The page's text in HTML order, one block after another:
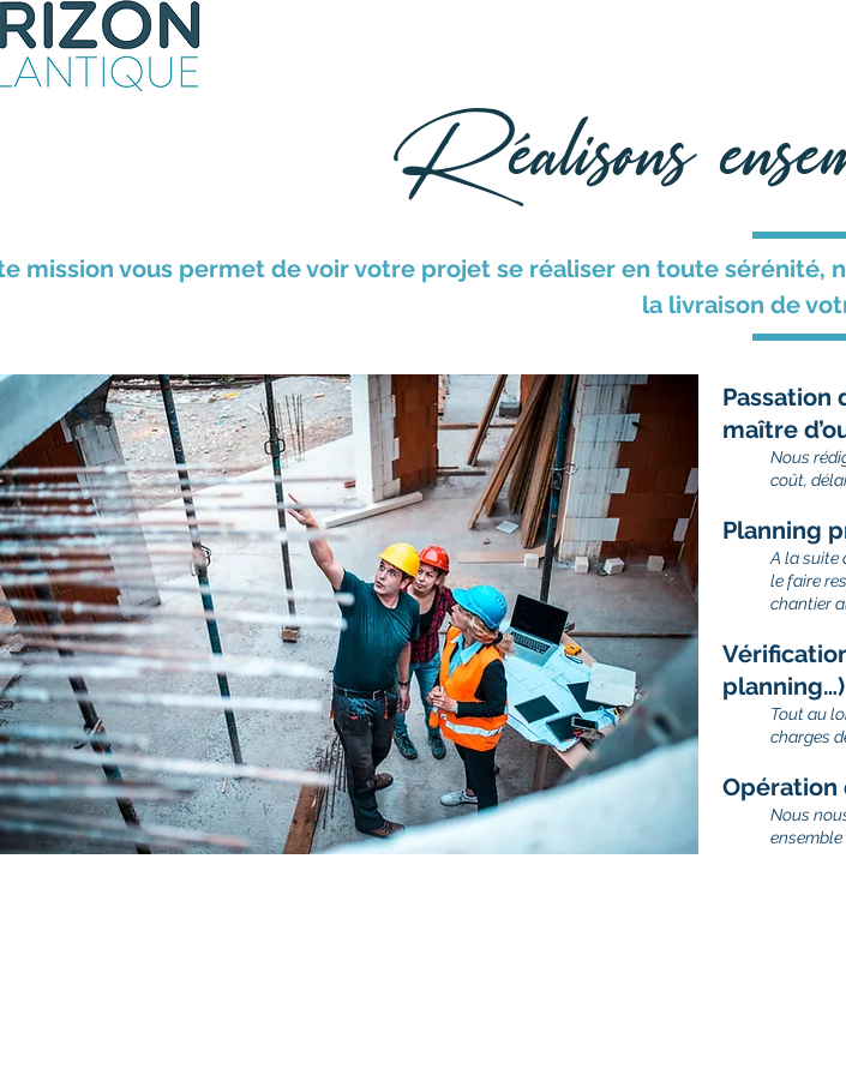
Réalisons
mission vous permet de voir votre projet se réaliser en toute sérénité,
la livraison de
Passation
maître
Nous
coût,
Planning
A la suite
le faire
chantier
planning…)
Tout au
charges
Opération
Nous
ensemble